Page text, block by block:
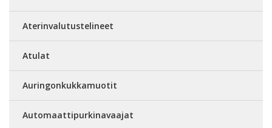
Aterinvalutustelineet
Atulat
Auringonkukkamuotit
Automaattipurkinavaajat